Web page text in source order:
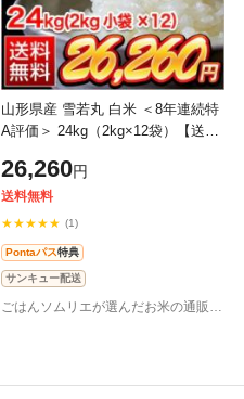
山形県産 雪若丸 白米 ＜8年連続特
A評価＞ 24kg（2kg×12袋）【送料
充填包装】お米 令和7年産 2025年
産
26,260円
送料無料
★★★★★ (1)
Pontaパス特典
サンキュー配送
ごはんソムリエが選んだお米の通販 お米のくりや